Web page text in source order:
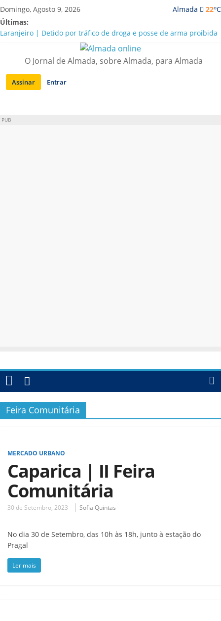
Saltar
para
conteúdo
Almada 22oC
Domingo, Agosto 9, 2026
Últimas:
Laranjeiro | Detido por tráfico de droga e posse de arma proibida
A “crise” da água em Almada: ilações e ensinamentos necessários
Costa da Caparica | Polícia Marítima e ASAE detectam
irregularidades em habitações e restaurantes
APA diz que falta de água em Almada “foi um problema de má
O Jornal de Almada, sobre Almada, para Almada
Assinar Entrar
PUB
Feira Comunitária
MERCADO URBANO
Caparica | II Feira
Comunitária
30 de Setembro, 2023 Sofia Quintas
No dia 30 de Setembro, das 10h às 18h, junto à estação do
Pragal
Ler mais